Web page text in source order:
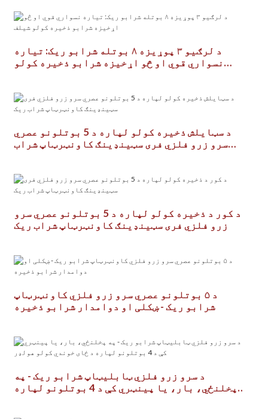
د لرګیو ۳ پوړیزه ۸ بوتله شرابو ریک: تیاره
نسواري قوي او څو اړخیزه شرابو ذخیره کولو
د سټایلش ذخیره کولو لپاره د 5 بوتلونو عصري
سرو زرو فلزي فری سټینډینګ کاونټرټاپ شراب
د کور د ذخیره کولو لپاره د 5 بوتلونو عصري سرو
زرو فلزي فری سټینډینګ کاونټرټاپ شراب ریک
د ۵ بوتلونو عصري سرو زرو فلزي کاونټرټاپ
شرابو ریک - ښکلی او دوامدار شرابو ذخیره
د سرو زرو فلزي ټابلیټاپ شرابو ریک - په
پخلنځي، بار، یا پینټري کې د 4 بوتلونو لپاره